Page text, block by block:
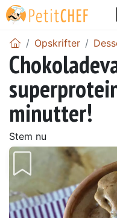
Opskrifter
minutter!
Stem nu